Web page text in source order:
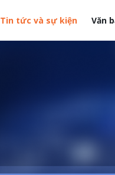
Tin tức và sự kiện Văn